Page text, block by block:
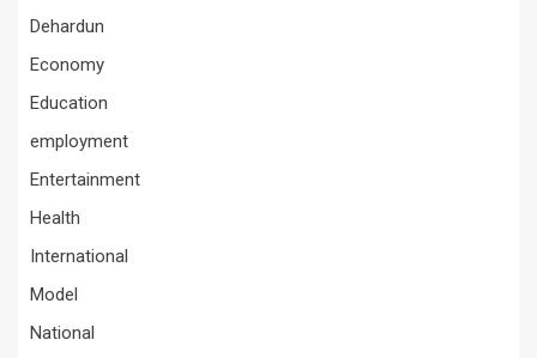
Dehardun
Economy
Education
employment
Entertainment
Health
International
Model
National